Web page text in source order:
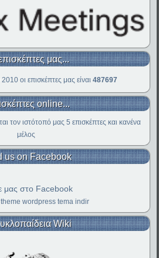
μας...
οι επισκέπτες μας είναι487697
online...
τον ιστότοπό μας 5 επισκέπτες και κανένα
μέλος
us on Facebook
μας στο Facebook
wordpress tema indir
Wiki